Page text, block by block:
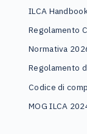
ILCA
Regolamento
Normativa
Regolamento
Codice di
MOG ILCA